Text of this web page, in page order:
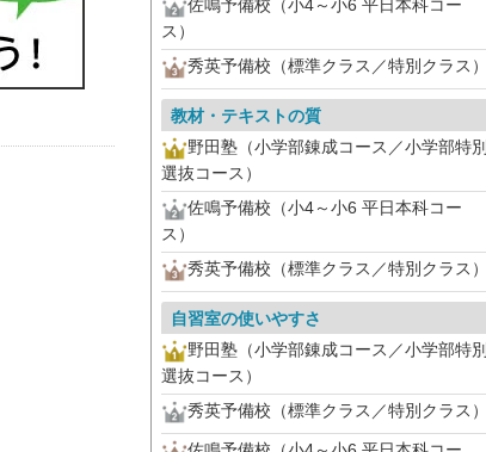
佐鳴予備校（小4～小6 平日本科コー
ス）
秀英予備校（標準クラス／特別クラス）
教材・テキストの質
野田塾（小学部錬成コース／小学部特別
選抜コース）
佐鳴予備校（小4～小6 平日本科コー
ス）
秀英予備校（標準クラス／特別クラス）
自習室の使いやすさ
野田塾（小学部錬成コース／小学部特別
選抜コース）
秀英予備校（標準クラス／特別クラス）